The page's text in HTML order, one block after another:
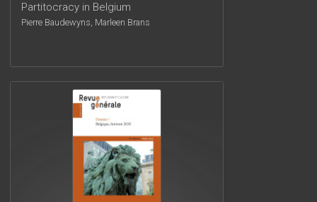
Partitocracy in Belgium
Pierre Baudewyns, Marleen Brans